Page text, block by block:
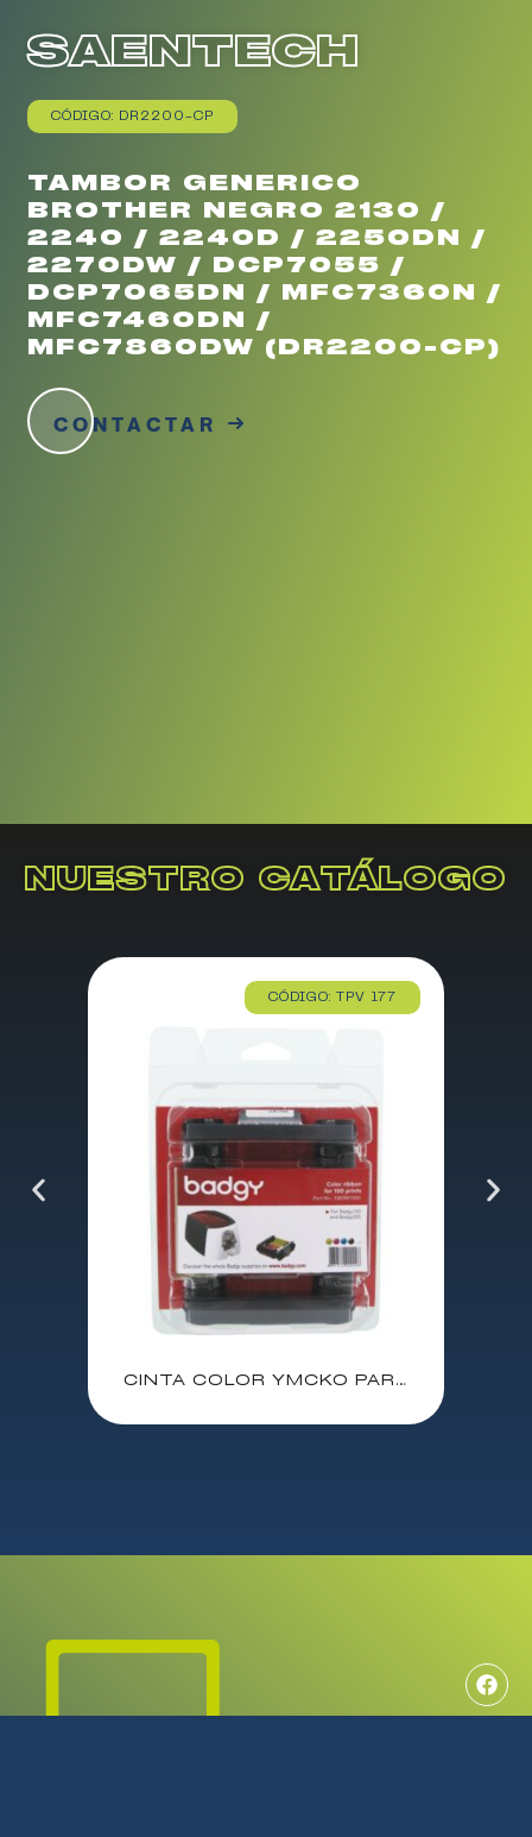
SAENTECH
CÓDIGO: DR2200-CP
TAMBOR GENERICO
BROTHER NEGRO 2130 /
2240 / 2240D / 2250DN /
2270DW / DCP7055 /
DCP7065DN / MFC7360N /
MFC7460DN /
MFC7860DW (DR2200-CP)
CONTACTAR
NUESTRO CATÁLOGO
CÓDIGO: TPV 177
CINTA COLOR YMCKO PARA 100 IMPRESIONES PARA EVOLIS BADGY P/N: CBGR0100C